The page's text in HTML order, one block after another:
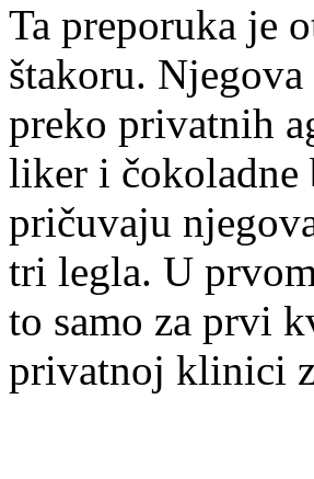
Ta preporuka je
štakoru.
preko privatnih
liker i čokoladne
pričuvaju
tri legla. U
to samo za prvi
privatnoj klinici